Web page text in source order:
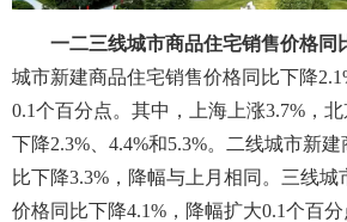
一二三线城市商品住宅销售价格同
城市新建商品住宅销售价格同比下降
0.1个百分点。其中，上海上涨3.7%，
下降2.3%、4.4%和5.3%。二线城市新
比下降3.3%，降幅与上月相同。三线城
价格同比下降4.1%，降幅扩大0.1个百分